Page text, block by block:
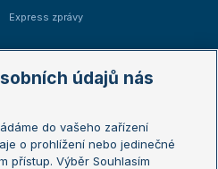
Express zprávy
Australian Open
French Open
údajů nás
do vašeho zařízení
o prohlížení nebo jedinečné
přístup. Výběr Souhlasím